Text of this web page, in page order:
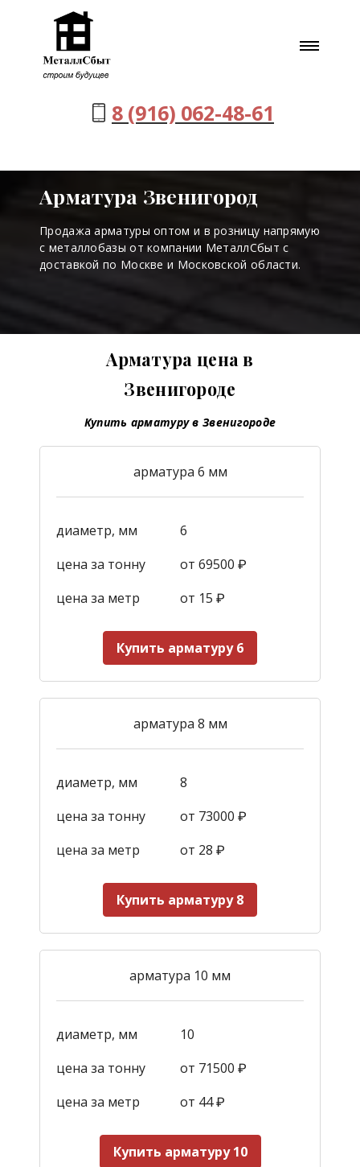
8 (916) 062-48-61
Арматура Звенигород
Продажа арматуры оптом и в розницу напрямую
с металлобазы от компании МеталлСбыт с
доставкой по Москве и Московской области.
Арматура цена в
Звенигороде
Купить арматуру в Звенигороде
арматура 6 мм
диаметр, мм
6
цена за тонну
от 69500 ₽
цена за метр
от 15 ₽
Купить арматуру 6
арматура 8 мм
диаметр, мм
8
цена за тонну
от 73000 ₽
цена за метр
от 28 ₽
Купить арматуру 8
арматура 10 мм
диаметр, мм
10
цена за тонну
от 71500 ₽
цена за метр
от 44₽
Купить арматуру 10